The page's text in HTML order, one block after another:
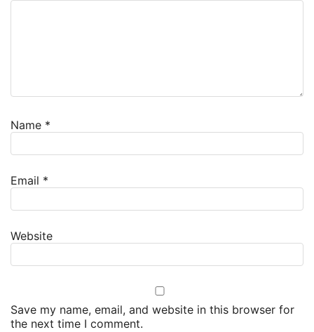
Name *
Email *
Website
Save my name, email, and website in this browser for
the next time I comment.